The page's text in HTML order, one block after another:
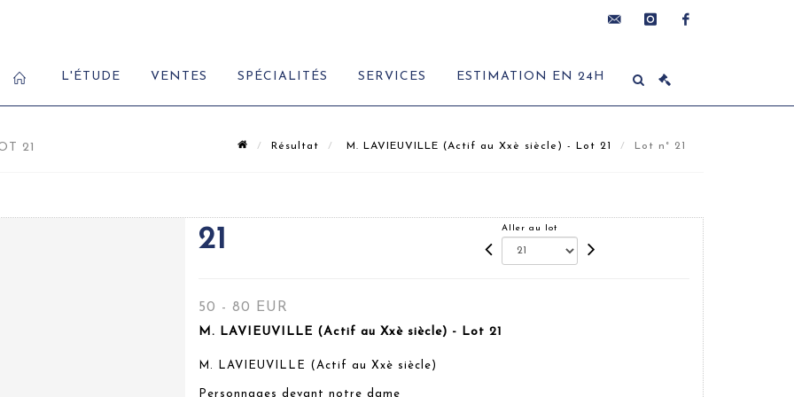
L'ÉTUDE VENTES SPÉCIALITÉS SERVICES ESTIMATION EN 24H
21 Résultat M. LAVIEUVILLE (Actif au Xxè siècle) - Lot 21 Lot n° 21
21 Aller au lot
50 - 80 EUR
M. LAVIEUVILLE (Actif au Xxè siècle) - Lot 21
M. LAVIEUVILLE (Actif au Xxè siècle)
Personnages devant notre dame